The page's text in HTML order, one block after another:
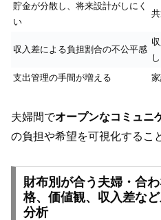
貯金が分散し、将来設計がしにく
い
収入差による負担割合の不公平感
し
支出管理の手間が増える
夫婦間でオープンなコミュニ
の負担や希望を可視化するこ
財布別が合う夫婦・合
格、価値観、収入差な
分析